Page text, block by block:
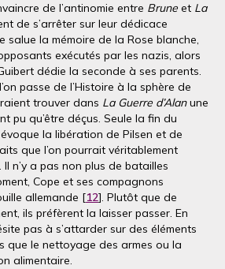
de l’antinomie entre Brune et La
de s’arrêter sur leur dédicace
salue la mémoire de la Rose blanche,
exécutés par les nazis, alors
dédie la seconde à ses parents.
passe de l’Histoire à la sphère de
trouver dans La Guerre d’Alanune
pu qu’être déçus. Seule la fin du
la libération de Pilsen et de
que l’on pourrait véritablement
n’y a pas non plus de batailles
Cope et ses compagnons
allemande [12]. Plutôt que de
ils préfèrent la laisser passer. En
pas à s’attarder sur des éléments
que le nettoyage des armes ou la
alimentaire.